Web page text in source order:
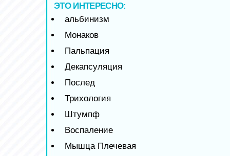
ЭТО ИНТЕРЕСНО:
альбинизм
Монаков
Пальпация
Декапсуляция
Послед
Трихология
Штумпф
Воспаление
Мышца Плечевая